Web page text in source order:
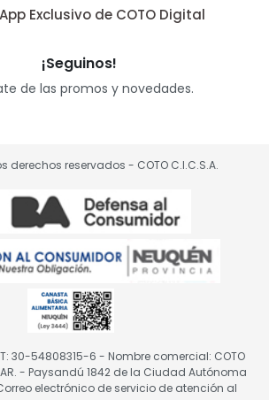
Exclusivo de COTO Digital
¡Seguinos!
de las promos y novedades.
derechos reservados - COTO C.I.C.S.A.
30-54808315-6 - Nombre comercial: COTO
- Paysandú 1842 de la Ciudad Autónoma
electrónico de servicio de atención al